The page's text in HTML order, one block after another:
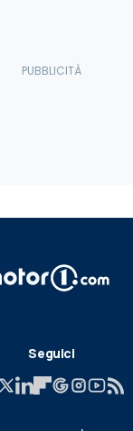
Seguici